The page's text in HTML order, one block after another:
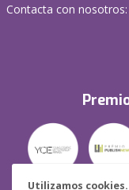
Utilizamos cookies.
Contacta con nosotros: